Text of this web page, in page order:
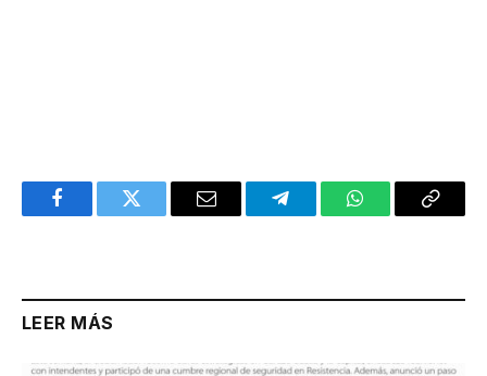
FacebookTwitter Email TelegramWhatsAppCopy
LEER MÁS